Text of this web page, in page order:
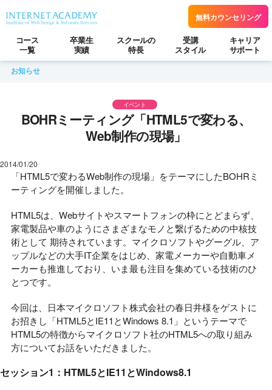
無料カウンセリング
コース
一覧
卒業生
実績
スクールの
特長
受講
スタイル
キャリア
サポート
お知らせ
イベント
BOHRミーティング「HTML5で変わる、
Web制作の現場」
2014/01/20
「HTML5で変わるWeb制作の現場」をテーマにしたBOHRミ
ーティングを開催しました。
HTML5は、Webサイトやスマートフォンの枠にとどまらず、
家電製品や車のようにさまざまなモノと繋げるための中核技
術として 期待されています。マイクロソフトやグーグル、ア
ップルなどの大手IT企業をはじめ、家電メーカーや自動車メ
ーカーも推進しており、いま最も注目を集めている技術のひ
とつです。
今回は、日本マイクロソフト株式会社の春日井様をゲストに
お招きし「HTML5とIE11とWindows 8.1」というテーマで
HTML5の特徴からマイクロソフト社のHTML5への取り組み
方についてお話をいただきました。
セッション1：HTML5とIE11とWindows8.1